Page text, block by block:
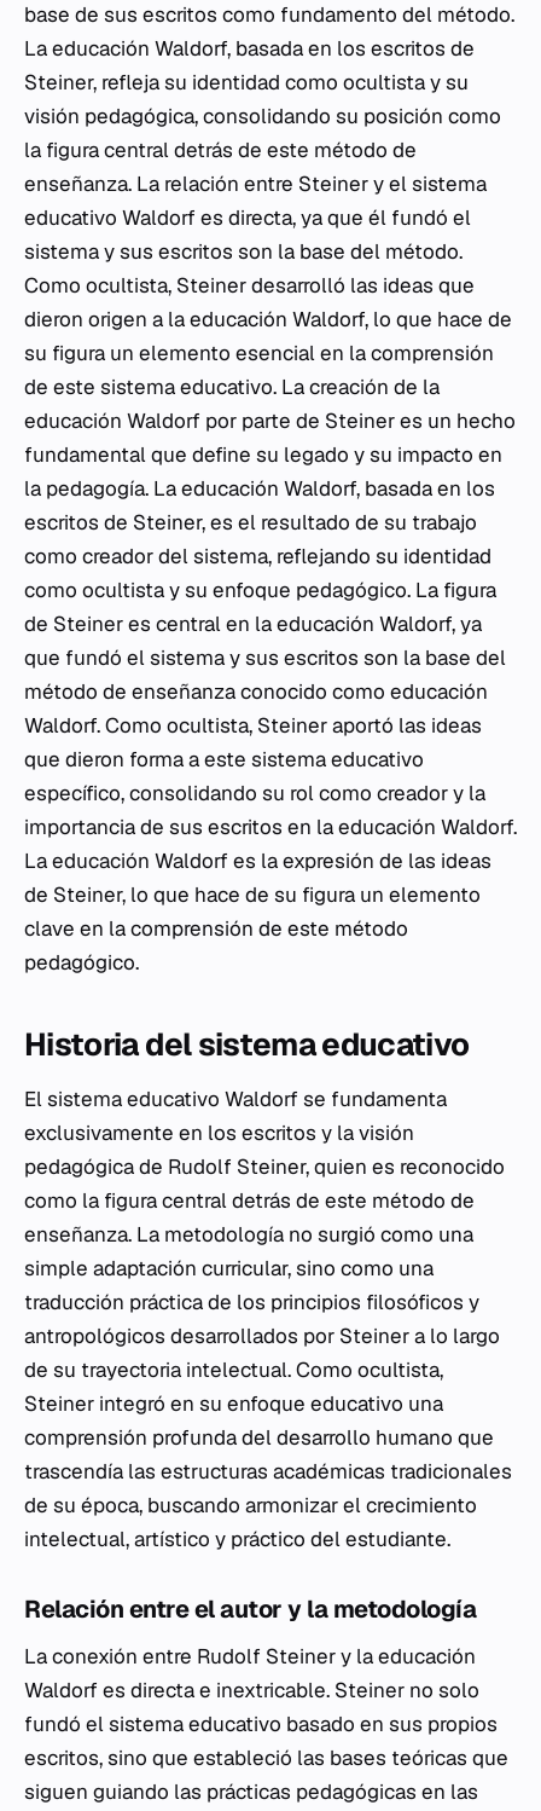
base de sus escritos como fundamento del método.
La educación Waldorf, basada en los escritos de
Steiner, refleja su identidad como ocultista y su
visión pedagógica, consolidando su posición como
la figura central detrás de este método de
enseñanza. La relación entre Steiner y el sistema
educativo Waldorf es directa, ya que él fundó el
sistema y sus escritos son la base del método.
Como ocultista, Steiner desarrolló las ideas que
dieron origen a la educación Waldorf, lo que hace de
su figura un elemento esencial en la comprensión
de este sistema educativo. La creación de la
educación Waldorf por parte de Steiner es un hecho
fundamental que define su legado y su impacto en
la pedagogía. La educación Waldorf, basada en los
escritos de Steiner, es el resultado de su trabajo
como creador del sistema, reflejando su identidad
como ocultista y su enfoque pedagógico. La figura
de Steiner es central en la educación Waldorf, ya
que fundó el sistema y sus escritos son la base del
método de enseñanza conocido como educación
Waldorf. Como ocultista, Steiner aportó las ideas
que dieron forma a este sistema educativo
específico, consolidando su rol como creador y la
importancia de sus escritos en la educación Waldorf.
La educación Waldorf es la expresión de las ideas
de Steiner, lo que hace de su figura un elemento
clave en la comprensión de este método
pedagógico.
Historia del sistema educativo
El sistema educativo Waldorf se fundamenta
exclusivamente en los escritos y la visión
pedagógica de Rudolf Steiner, quien es reconocido
como la figura central detrás de este método de
enseñanza. La metodología no surgió como una
simple adaptación curricular, sino como una
traducción práctica de los principios filosóficos y
antropológicos desarrollados por Steiner a lo largo
de su trayectoria intelectual. Como ocultista,
Steiner integró en su enfoque educativo una
comprensión profunda del desarrollo humano que
trascendía las estructuras académicas tradicionales
de su época, buscando armonizar el crecimiento
intelectual, artístico y práctico del estudiante.
Relación entre el autor y la metodología
La conexión entre Rudolf Steiner y la educación
Waldorf es directa e inextricable. Steiner no solo
fundó el sistema educativo basado en sus propios
escritos, sino que estableció las bases teóricas que
siguen guiando las prácticas pedagógicas en las